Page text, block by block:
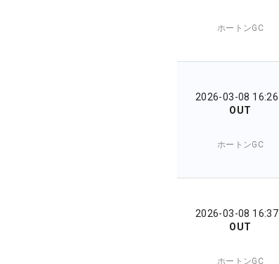
ホートンGC
2026-03-08 16:26
OUT
ホートンGC
2026-03-08 16:37
OUT
ホートンGC